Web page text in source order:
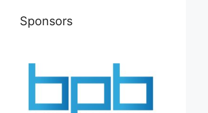
Sponsors